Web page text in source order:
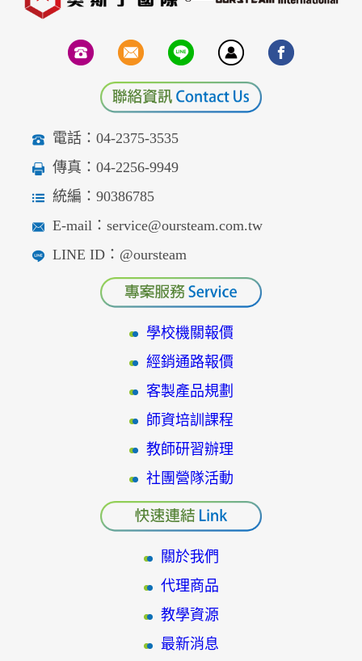
電話：04-2375-3535
傳真：04-2256-9949
統編：90386785
E-mail：service@oursteam.com.tw
LINE ID：@oursteam
學校機關報價
經銷通路報價
客製產品規劃
師資培訓課程
教師研習辦理
社團營隊活動
關於我們
代理商品
教學資源
最新消息